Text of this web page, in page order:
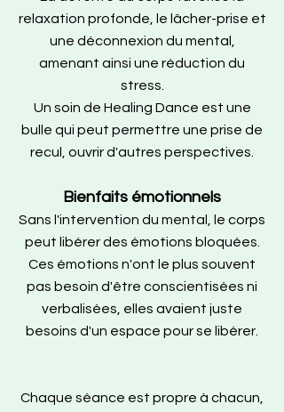
relaxation profonde, le lâcher-prise et
une déconnexion du mental,
amenant ainsi une réduction du
stress.
Un soin de Healing Dance est une
bulle qui peut permettre une prise de
recul, ouvrir d'autres perspectives.
Bienfaits émotionnels
Sans l'intervention du mental, le corps
peut libérer des émotions bloquées.
Ces émotions n'ont le plus souvent
pas besoin d'être conscientisées ni
verbalisées, elles avaient juste
besoins d'un espace pour se libérer.
Chaque séance est propre à chacun,